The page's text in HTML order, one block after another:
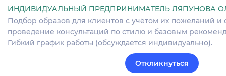
ИНДИВИДУАЛЬНЫЙ ПРЕДПРИНИМАТЕЛЬ ЛЯПУНОВА
Подбор образов для клиентов с учётом их пожеланий и
проведение консультаций по стилю и базовым
Гибкий график работы (обсуждается индивидуально).
Откликнуться